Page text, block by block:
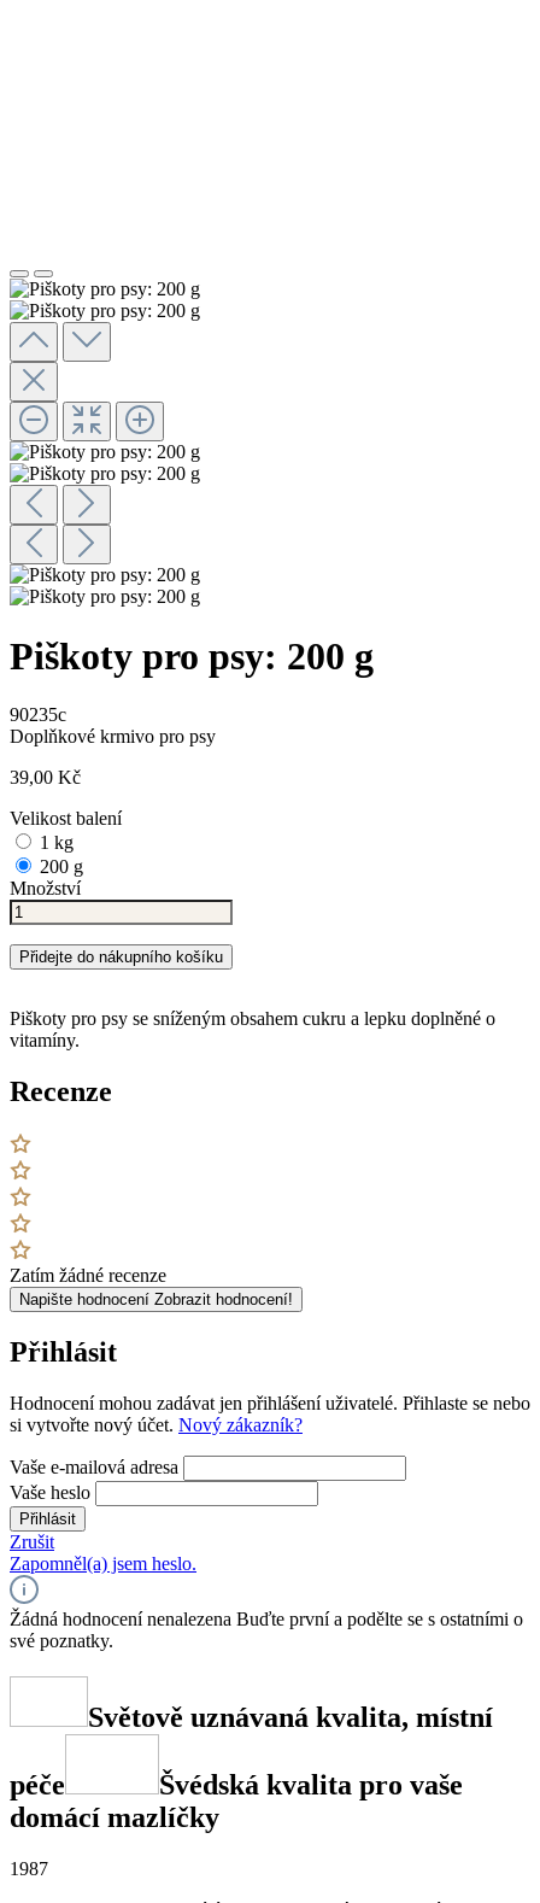
Piškoty pro psy: 200 g
90235c
Doplňkové krmivo pro psy
39,00 Kč
Velikost balení
1 kg
200 g
Množství
Přidejte do nákupního košíku
Piškoty pro psy se sníženým obsahem cukru a lepku doplněné o
vitamíny.
Recenze
Zatím žádné recenze
Napište hodnocení Zobrazit hodnocení!
Přihlásit
Hodnocení mohou zadávat jen přihlášení uživatelé. Přihlaste se nebo
si vytvořte nový účet. Nový zákazník?
Vaše e-mailová adresa
Vaše heslo
Přihlásit
Zrušit
Zapomněl(a) jsem heslo.
Žádná hodnocení nenalezena Buďte první a podělte se s ostatními o
své poznatky.
Světově uznávaná kvalita, místní
péče
Švédská kvalita pro vaše
domácí mazlíčky
1987